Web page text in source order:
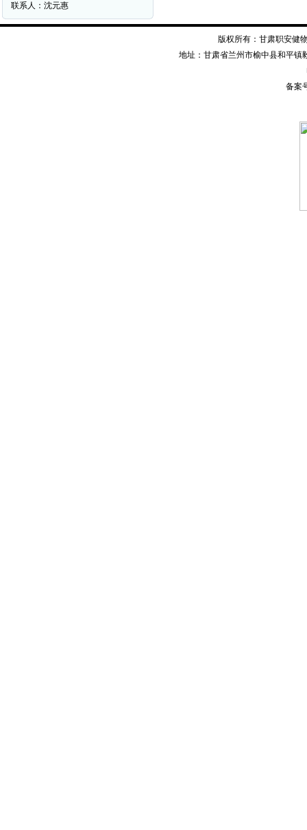
联系人：沈元惠
版权所有：甘肃职安健
地址：甘肃省兰州市榆中县和平镇
备案